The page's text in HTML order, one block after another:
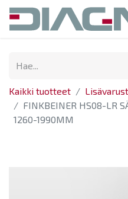
Kaikki tuotteet
FINKBEINER HS08-LR
1260-1990MM